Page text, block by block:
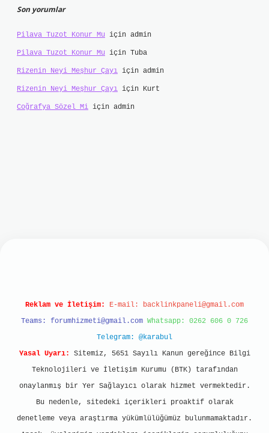
Son yorumlar
Pilava Tuzot Konur Mu için admin
Pilava Tuzot Konur Mu için Tuba
Rizenin Neyi Meşhur Çayı için admin
Rizenin Neyi Meşhur Çayı için Kurt
Coğrafya Sözel Mi için admin
Reklam ve İletişim: E-mail: backlinkpaneli@gmail.com
Teams: forumhizmeti@gmail.com Whatsapp: 0262 606 0 726
Telegram: @karabul
Yasal Uyarı:
Sitemiz, 5651 Sayılı Kanun gereğince Bilgi
Teknolojileri ve İletişim Kurumu (BTK) tarafından
onaylanmış bir Yer Sağlayıcı olarak hizmet vermektedir.
Bu nedenle, sitedeki içerikleri proaktif olarak
denetleme veya araştırma yükümlülüğümüz bulunmamaktadır.